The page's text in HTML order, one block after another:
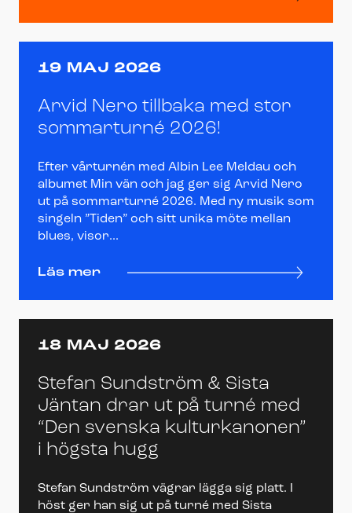
19 MAJ 2026
Arvid Nero tillbaka med stor
sommarturné 2026!
Efter vårturnén med Albin Lee Meldau och
albumet Min vän och jag ger sig Arvid Nero
ut på sommarturné 2026. Med ny musik som
singeln ”Tiden” och sitt unika möte mellan
blues, visor...
Läs mer
18 MAJ 2026
Stefan Sundström & Sista
Jäntan drar ut på turné med
“Den svenska kulturkanonen”
i högsta hugg
Stefan Sundström vägrar lägga sig platt. I
höst ger han sig ut på turné med Sista